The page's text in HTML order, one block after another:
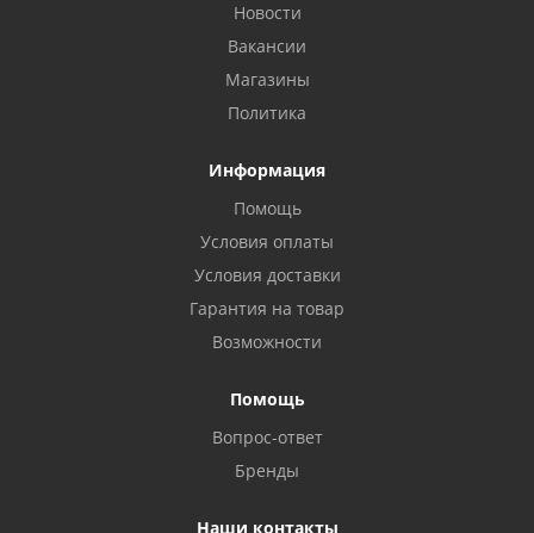
Новости
Вакансии
Магазины
Политика
Информация
Помощь
Условия оплаты
Условия доставки
Гарантия на товар
Возможности
Помощь
Вопрос-ответ
Бренды
Наши контакты